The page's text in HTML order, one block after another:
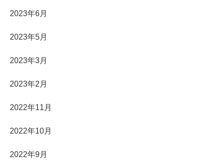
2023年6月
2023年5月
2023年3月
2023年2月
2022年11月
2022年10月
2022年9月